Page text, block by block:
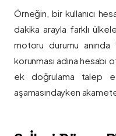
Örneğin, bir kullanıcı
dakika arayla farklı
motoru durumu anında
korunması adına
ek doğrulama talep
aşamasındayken